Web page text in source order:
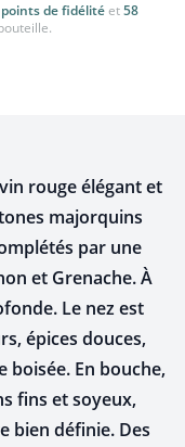
de fidélité et58
rouge élégant et
majorquins
par une
et Grenache. À
Le nez est
épices douces,
boisée. En bouche,
fins et soyeux,
bien définie. Des